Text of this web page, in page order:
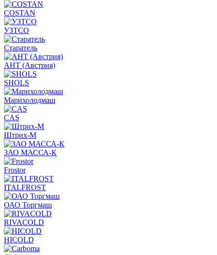
COSTAN
УЗТСО
Старатель
АНТ (Австрия)
SHOLS
Марихолодмаш
CAS
Штрих-М
ЗАО МАССА-К
Frostor
ITALFROST
ОАО Торгмаш
RIVACOLD
HICOLD